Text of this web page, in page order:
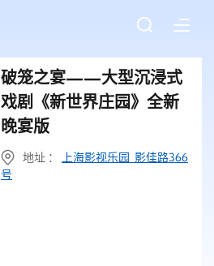
破笼之宴——大型沉浸式
戏剧《新世界庄园》全新
晚宴版
地址 ：
上海影视乐园 影佳路366
号